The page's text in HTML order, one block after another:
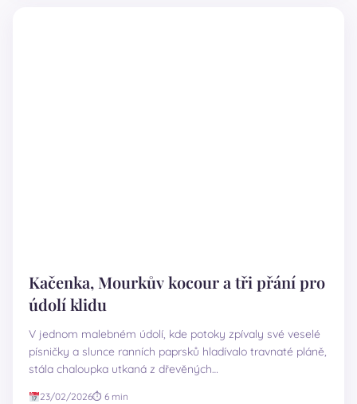
Kačenka, Mourkův kocour a tři přání pro
údolí klidu
V jednom malebném údolí, kde potoky zpívaly své veselé
písničky a slunce ranních paprsků hladívalo travnaté pláně,
stála chaloupka utkaná z dřevěných…
23/02/2026⏱ 6 min